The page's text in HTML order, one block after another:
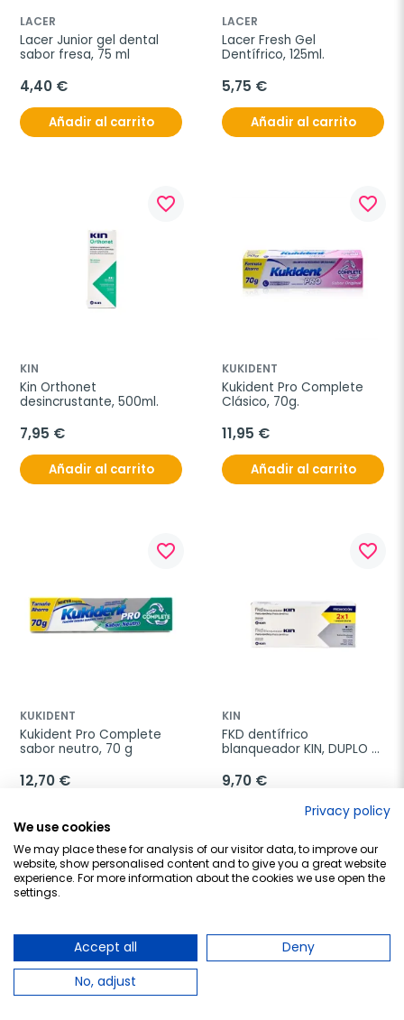
LACER
Lacer Junior gel dental
sabor fresa, 75 ml
4,40 €
Añadir al carrito
LACER
Lacer Fresh Gel
Dentífrico, 125ml.
5,75 €
Añadir al carrito
favorite_border
KIN
Kin Orthonet
desincrustante, 500ml.
7,95 €
Añadir al carrito
favorite_border
KUKIDENT
Kukident Pro Complete
Clásico, 70g.
11,95 €
Añadir al carrito
favorite_border
KUKIDENT
Kukident Pro Complete
sabor neutro, 70 g
12,70 €
Añadir al carrito
favorite_border
KIN
FKD dentífrico
blanqueador KIN, DUPLO
9,70 €
Añadir al carrito
Privacy policy
We use cookies
We may place these for analysis of our visitor data, to improve our
website, show personalised content and to give you a great website
experience. For more information about the cookies we use open the
settings.
Accept all
Deny
No, adjust